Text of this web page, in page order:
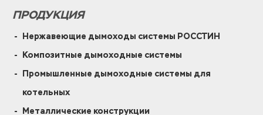
ПРОДУКЦИЯ
Нержавеющие дымоходы системы РОССТИН
Композитные дымоходные системы
Промышленные дымоходные системы для
котельных
Металлические конструкции